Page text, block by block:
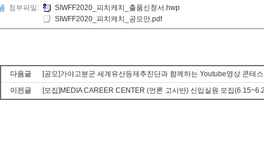
첨부파일:
SIWFF2020_피치캐치_출품신청서.hwp
SIWFF2020_피치캐치_공모안.pdf
다음글
[공모]가야고분군 세계유산등재추진단과 함께하는 Youtube영상 콘테
이전글
[모집]MEDIA CAREER CENTER (언론 고시반) 신입실원 모집